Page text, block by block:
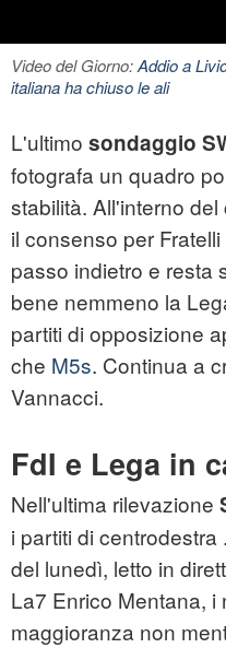
Video del Giorno:Addio a
italiana ha chiuso le ali
L'ultimo sondaggio
fotografa un quadro
stabilità. All'interno
il consenso per
passo indietro e resta
bene nemmeno la
partiti di opposizione
che M5s. Continua a
Vannacci.
FdI e Lega in
Nell'ultima rilevazione
i partiti di
del lunedì, letto in
La7 Enrico Mentana, i
maggioranza non